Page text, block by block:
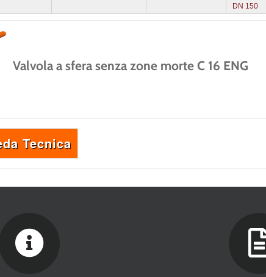
DN 150
Valvola a sfera senza zone morte C 16 ENG
Tecnica